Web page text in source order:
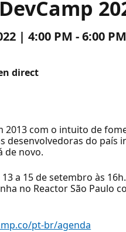
| 4:00 PM - 6:00
direct
2013 com o intuito de
desenvolvedoras do país
de novo.
a 15 de setembro às
no Reactor São Paulo
pt-br/agenda